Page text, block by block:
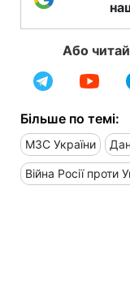
Або
Більше по темі:
МЗС України
Війна Росії проти